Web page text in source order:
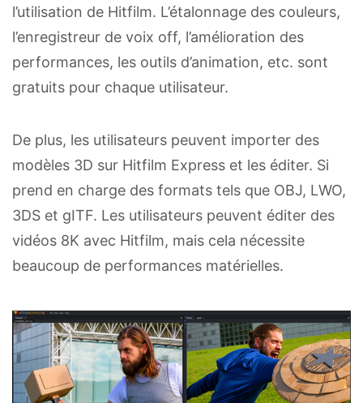
l’utilisation de Hitfilm. L’étalonnage des couleurs,
l’enregistreur de voix off, l’amélioration des
performances, les outils d’animation, etc. sont
gratuits pour chaque utilisateur.
De plus, les utilisateurs peuvent importer des
modèles 3D sur Hitfilm Express et les éditer. Si
prend en charge des formats tels que OBJ, LWO,
3DS et gITF. Les utilisateurs peuvent éditer des
vidéos 8K avec Hitfilm, mais cela nécessite
beaucoup de performances matérielles.